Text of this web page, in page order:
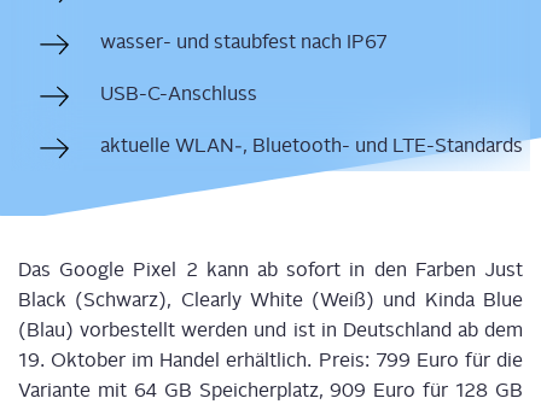
was­ser- und staub­fest nach IP67
USB-C-Anschluss
aktu­el­le WLAN‑, Blue­tooth- und LTE-Standards
Das Goog­le Pixel 2 kann ab sofort in den Far­ben Just
Black (Schwarz), Cle­ar­ly White (Weiß) und Kin­da Blue
(Blau) vor­be­stellt wer­den und ist in Deutsch­land ab dem
19. Okto­ber im Han­del erhält­lich. Preis: 799 Euro für die
Vari­an­te mit 64 GB Spei­cher­platz, 909 Euro für 128 GB